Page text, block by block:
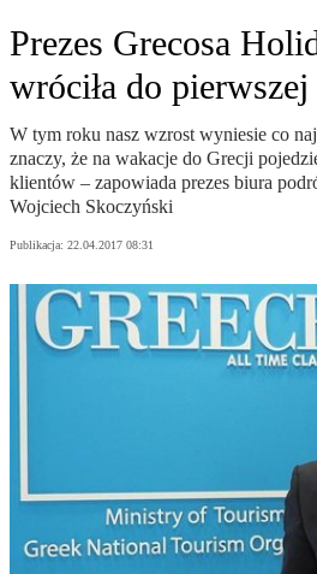
Prezes Grecosa
wróciła do
W tym roku nasz wzrost wyniesie co
znaczy, że na wakacje do Grecji
klientów – zapowiada prezes biura
Wojciech Skoczyński
Publikacja: 22.04.2017 08:31